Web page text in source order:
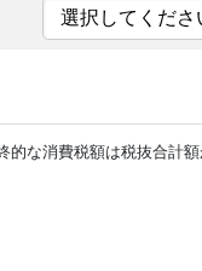
的な消費税額は税抜合計